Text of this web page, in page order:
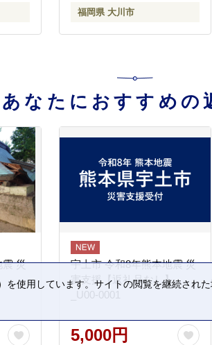
福岡県 大川市
あなたにおすすめの
震 災
宇土市 令和8年熊本地震 災
害支援【返礼品なし】
_U00-0001
5,000円
使用しています。サイトの閲覧を継続され